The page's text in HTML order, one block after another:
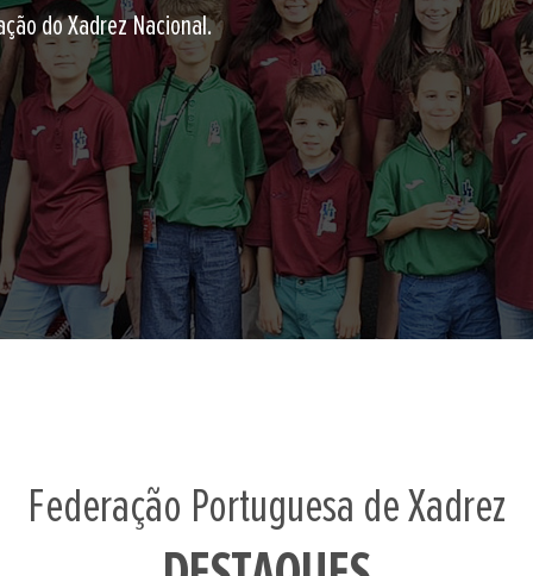
Federação Portuguesa de Xadrez